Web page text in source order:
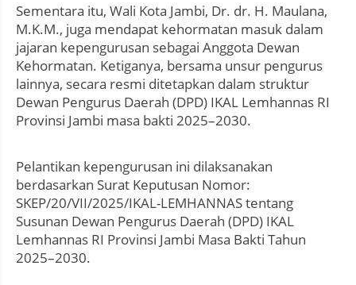
Sementara itu, Wali Kota Jambi, Dr. dr. H. Maulana,
M.K.M., juga mendapat kehormatan masuk dalam
jajaran kepengurusan sebagai Anggota Dewan
Kehormatan. Ketiganya, bersama unsur pengurus
lainnya, secara resmi ditetapkan dalam struktur
Dewan Pengurus Daerah (DPD) IKAL Lemhannas RI
Provinsi Jambi masa bakti 2025–2030.
Pelantikan kepengurusan ini dilaksanakan
berdasarkan Surat Keputusan Nomor:
SKEP/20/VII/2025/IKAL-LEMHANNAS tentang
Susunan Dewan Pengurus Daerah (DPD) IKAL
Lemhannas RI Provinsi Jambi Masa Bakti Tahun
2025–2030.